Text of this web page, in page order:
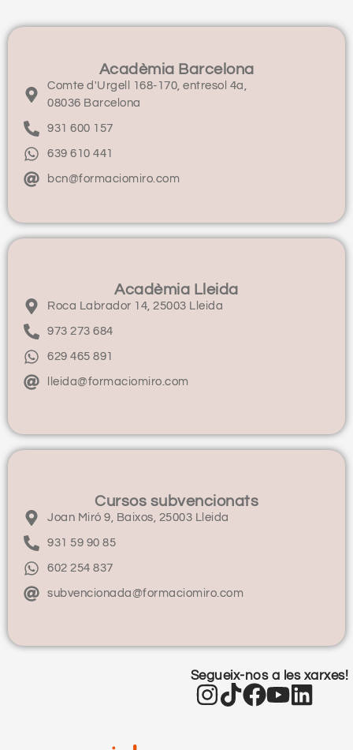
Acadèmia Barcelona
Comte d'Urgell 168-170, entresol 4a,
08036 Barcelona
931 600 157
639 610 441
bcn@formaciomiro.com
Acadèmia Lleida
Roca Labrador 14, 25003 Lleida
973 273 684
629 465 891
lleida@formaciomiro.com
Cursos subvencionats
Joan Miró 9, Baixos, 25003 Lleida
931 59 90 85
602 254 837
subvencionada@formaciomiro.com
Segueix-nos a les xarxes!